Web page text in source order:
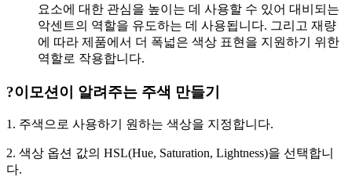
요소에 대한 관심을 높이는 데 사용할 수 있어 대비되는
악센트의 역할을 유도하는 데 사용됩니다. 그리고 재량
에 따라 제품에서 더 폭넓은 색상 표현을 지원하기 위한
역할로 작용합니다.
?이모션이 알려주는 주색 만들기
1. 주색으로 사용하기 원하는 색상을 지정합니다.
2. 색상 옵션 값의 HSL(Hue, Saturation, Lightness)을 선택합니
다.